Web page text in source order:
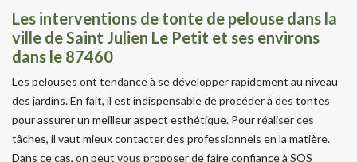
Les interventions de tonte de pelouse dans la
ville de Saint Julien Le Petit et ses environs
dans le 87460
Les pelouses ont tendance à se développer rapidement au niveau
des jardins. En fait, il est indispensable de procéder à des tontes
pour assurer un meilleur aspect esthétique. Pour réaliser ces
tâches, il vaut mieux contacter des professionnels en la matière.
Dans ce cas, on peut vous proposer de faire confiance à SOS